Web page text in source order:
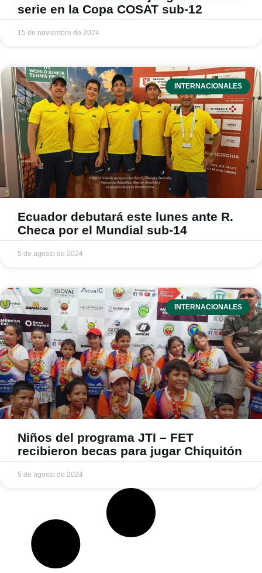
serie en la Copa COSAT sub-12
15 de noviembre de 2024
INTERNACIONALES
Ecuador debutará este lunes ante R.
Checa por el Mundial sub-14
5 de agosto de 2024
INTERNACIONALES
Niños del programa JTI – FET
recibieron becas para jugar Chiquitón
5 de agosto de 2024